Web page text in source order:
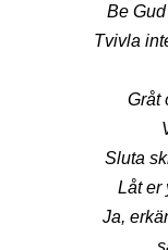
Be
Tvivla
Gråt
Sluta
Låt er
Ja,